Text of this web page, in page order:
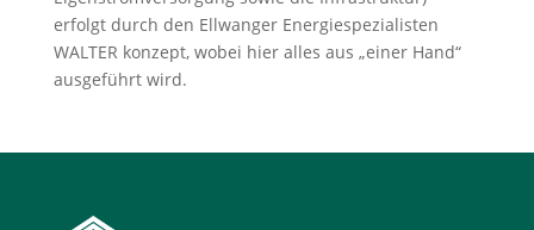
erfolgt durch den Ellwanger Energiespezialisten
WALTER konzept, wobei hier alles aus „einer Hand“
ausgeführt wird.